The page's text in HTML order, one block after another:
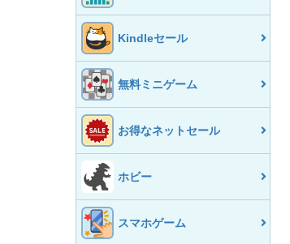
Kindleセール
無料ミニゲーム
お得なネットセール
ホビー
スマホゲーム